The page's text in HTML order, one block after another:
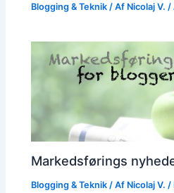
Blogging & Teknik / Af Nicolaj V. /
Markedsførings
Blogging & Teknik / Af Nicolaj V./